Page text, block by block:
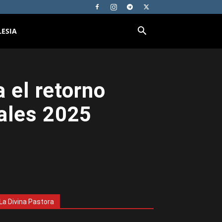
el retorno
2025
La Divina Pastora